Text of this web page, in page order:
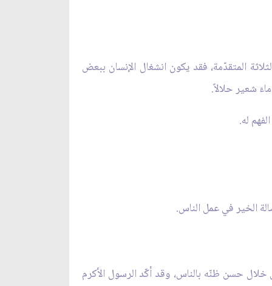
المتقدّمة، فقد يكون انشغال الإنسان ببعض
شعير حلالاً.
له.
الخير في عمل الناس.
خلال حسن ظنّه بالناس، وقد أكّد الرسول الأكرم